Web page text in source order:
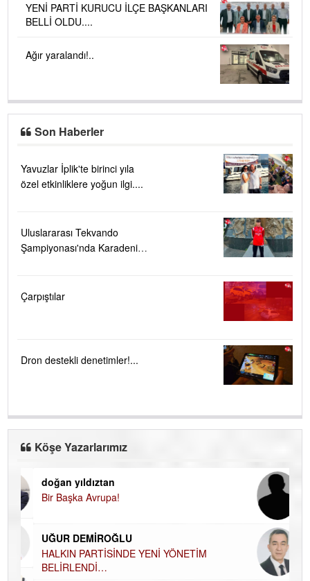
YENİ PARTİ KURUCU İLÇE BAŞKANLARI
BELLİ OLDU....
Ağır yaralandı!..
Son Haberler
Yavuzlar İplik'te birinci yıla
özel etkinliklere yoğun ilgi....
Uluslararası Tekvando
Şampiyonası'nda Karadeniz
Çarpıştılar
Dron destekli denetimler!...
Köşe Yazarlarımız
doğan yıldıztan
Bir Başka Avrupa!
UĞUR DEMİROĞLU
HALKIN PARTİSİNDE YENİ YÖNETİM
BELİRLENDİ…